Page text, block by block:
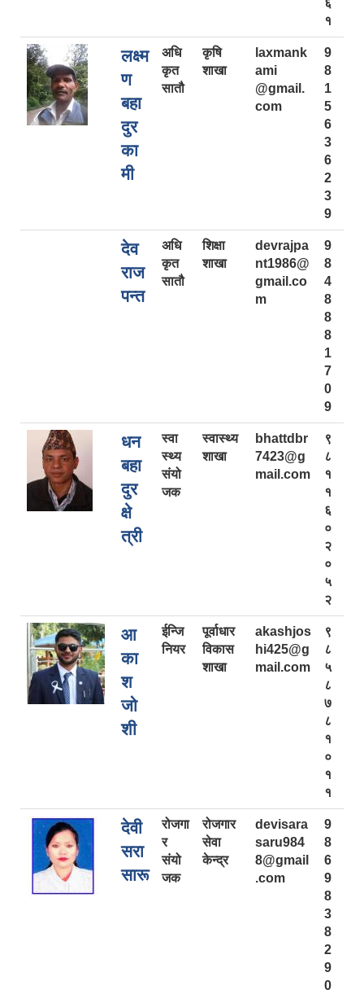
६
१
लक्ष्म
ण
बहा
दुर
का
मी
अधि
कृत
सातौ
कृषि
शाखा
laxmank
ami
@gmail.
com
9
8
1
5
6
3
6
2
3
9
देव
राज
पन्त
अधि
कृत
सातौ
शिक्षा
शाखा
devrajpa
nt1986@
gmail.co
m
9
8
4
8
8
8
1
7
0
9
धन
बहा
दुर
क्षे
त्री
स्वा
स्थ्य
संयो
जक
स्वास्थ्य
शाखा
bhattdbr
7423@g
mail.com
९
८
१
१
६
०
२
०
५
२
आ
का
श
जो
शी
ईन्जि
नियर
पूर्वाधार
विकास
शाखा
akashjos
hi425@g
mail.com
९
८
५
८
७
८
१
०
१
१
देवी
सरा
सारू
रोजगा
र
संयो
जक
रोजगार
सेवा
केन्द्र
devisara
saru984
8@gmail
.com
9
8
6
9
8
3
8
2
9
0